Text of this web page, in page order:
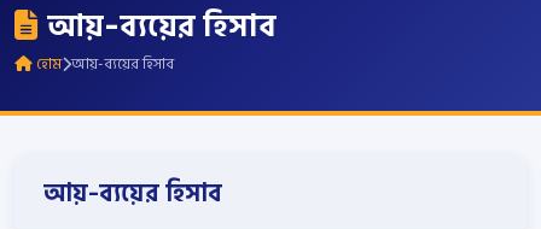
আয়-ব্যয়ের হিসাব
হোম আয়-ব্যয়ের হিসাব
আয়-ব্যয়ের হিসাব